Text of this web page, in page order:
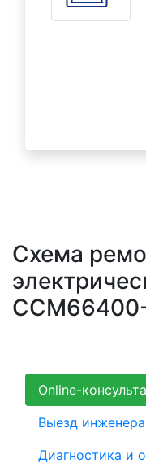
Схема
Online-
Выезд инженера
Диагностика и